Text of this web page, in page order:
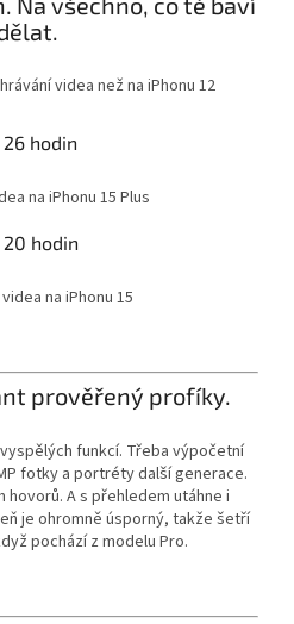
videa než na iPhonu 12
26 hodin
na iPhonu 15 Plus
20 hodin
na iPhonu 15
prověřený profíky.
funkcí. Třeba výpočetní
fotky a portréty další generace.
hovorů. A s přehledem utáhne i
je ohromně úsporný, takže šetří
pochází z modelu Pro.